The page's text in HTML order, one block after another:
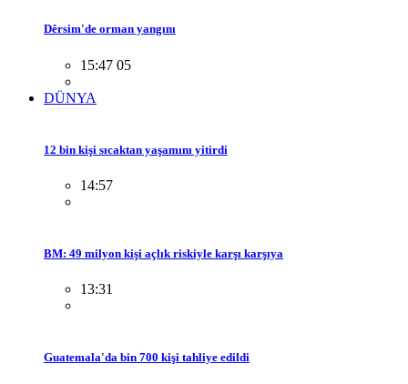
Dêrsim'de orman yangını
15:47 05
DÜNYA
12 bin kişi sıcaktan yaşamını yitirdi
14:57
BM: 49 milyon kişi açlık riskiyle karşı karşıya
13:31
Guatemala'da bin 700 kişi tahliye edildi